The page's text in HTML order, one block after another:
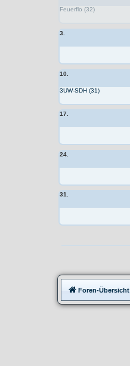
Feuerflo (32)
3.
10.
3UW-SDH (31)
17.
24.
31.
Foren-Übersicht